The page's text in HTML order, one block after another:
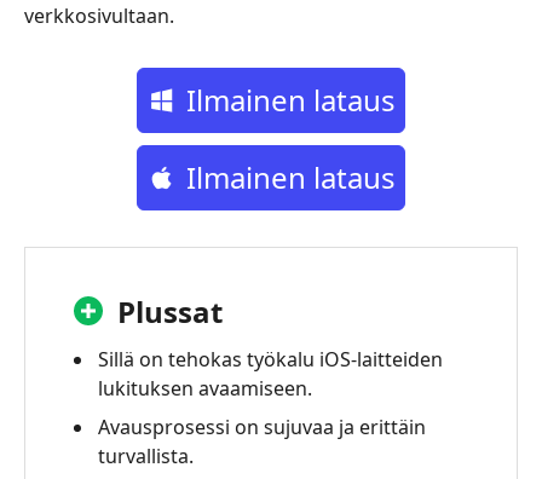
verkkosivultaan.
Ilmainen lataus
Ilmainen lataus
Plussat
Sillä on tehokas työkalu iOS-laitteiden
lukituksen avaamiseen.
Avausprosessi on sujuvaa ja erittäin
turvallista.